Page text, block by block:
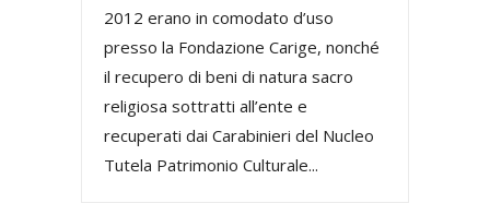
2012 erano in comodato d’uso
presso la Fondazione Carige, nonché
il recupero di beni di natura sacro
religiosa sottratti all’ente e
recuperati dai Carabinieri del Nucleo
Tutela Patrimonio Culturale...